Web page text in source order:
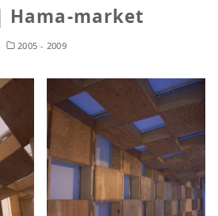
Hama-market
2005 - 2009